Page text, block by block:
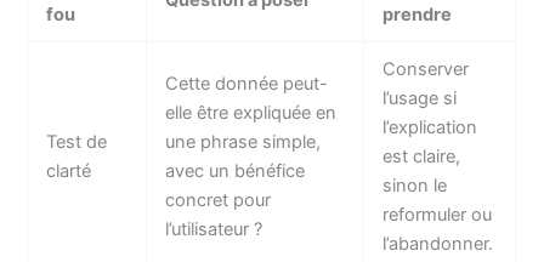
fou prendre
Test de
clarté
Cette donnée peut-
elle être expliquée en
une phrase simple,
avec un bénéfice
concret pour
l’utilisateur ?
Conserver
l’usage si
l’explication
est claire,
sinon le
reformuler ou
l’abandonner.